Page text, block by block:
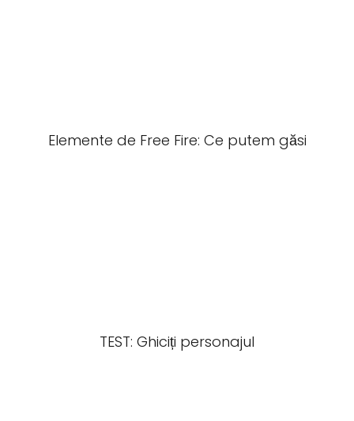
Elemente de Free Fire: Ce putem găsi
TEST: Ghiciți personajul